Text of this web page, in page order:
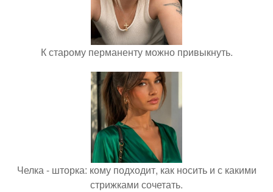
К старому перманенту можно привыкнуть.
Челка - шторка: кому подходит, как носить и с какими
стрижками сочетать.